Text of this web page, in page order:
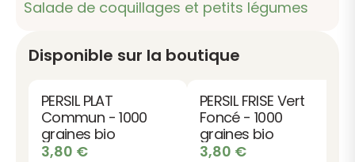
Salade de coquillages et petits légumes
Disponible sur la boutique
PERSIL PLAT
Commun - 1000
graines bio
3,80 €
PERSIL FRISE Vert
Foncé - 1000
graines bio
3,80 €